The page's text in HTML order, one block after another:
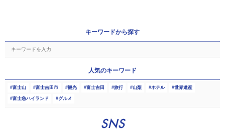
キーワードから探す
人気のキーワード
富士山 富士吉田市 観光 富士吉田 旅行 山梨 ホテル 世界遺産
富士急ハイランド グルメ
SNS